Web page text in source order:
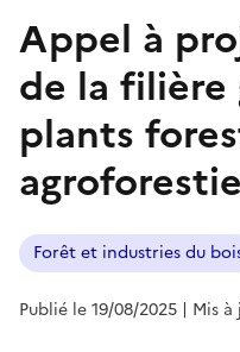
Appel à
de la filière
plants
Forêt et industries du
Publié le 19/08/2025 | Mis à